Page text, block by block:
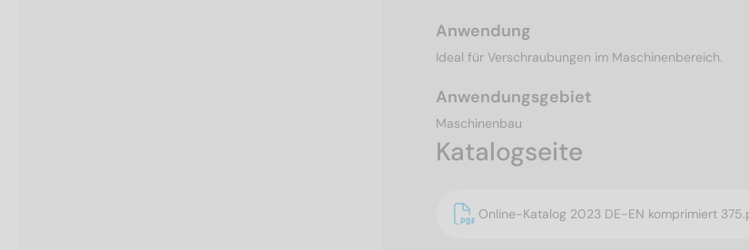
Anwendung
Ideal für Verschraubungen im Maschinenbereich.
Anwendungsgebiet
Maschinenbau
Katalogseite
Online-Katalog 2023 DE-EN komprimiert